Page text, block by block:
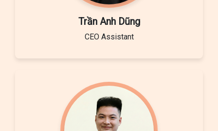
Trần Anh Dũng
CEO Assistant